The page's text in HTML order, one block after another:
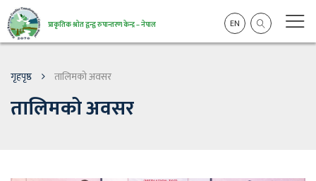
EN
प्राकृतिक श्रोत द्वन्द्व रुपान्तरण केन्द्र – नेपाल
गृहपृष्ठ तालिमको अवसर
तालिमको अवसर